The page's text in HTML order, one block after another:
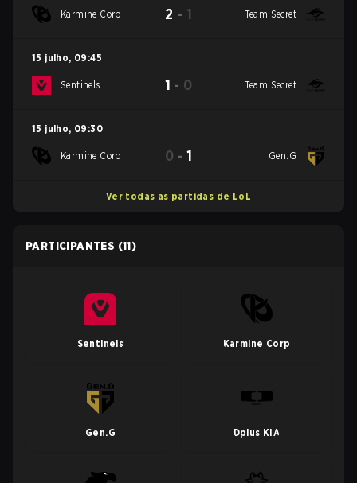
Karmine Corp 2 - 1 Team Secret
15 julho, 09:45
Sentinels 1 - 0 Team Secret
15 julho, 09:30
Karmine Corp 0 -1 Gen.G
Ver todas as partidas de LoL
PARTICIPANTES (11)
Sentinels Karmine Corp
Gen.G Dplus KIA